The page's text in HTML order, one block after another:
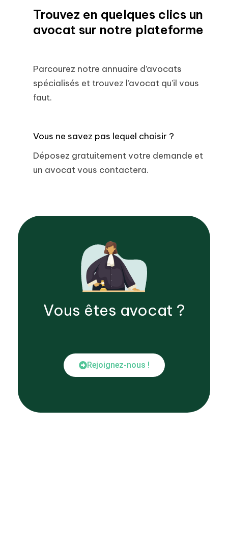
Trouvez en quelques clics un
avocat sur notre plateforme
Parcourez notre annuaire d’avocats
spécialisés et trouvez l’avocat qu’il vous
faut.
Vous ne savez pas lequel choisir ?
Déposez gratuitement votre demande et
un avocat vous contactera.
Vous êtes avocat ?
Rejoignez-nous !